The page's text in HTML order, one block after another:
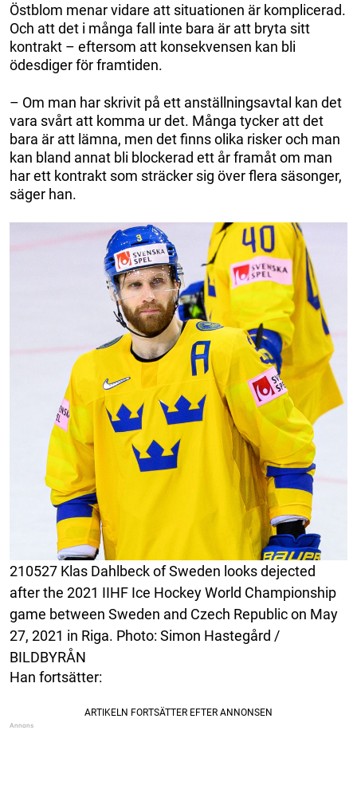
Östblom menar vidare att situationen är komplicerad.
Och att det i många fall inte bara är att bryta sitt
kontrakt – eftersom att konsekvensen kan bli
ödesdiger för framtiden.
– Om man har skrivit på ett anställningsavtal kan det
vara svårt att komma ur det. Många tycker att det
bara är att lämna, men det finns olika risker och man
kan bland annat bli blockerad ett år framåt om man
har ett kontrakt som sträcker sig över flera säsonger,
säger han.
210527 Klas Dahlbeck of Sweden looks dejected
after the 2021 IIHF Ice Hockey World Championship
game between Sweden and Czech Republic on May
27, 2021 in Riga. Photo: Simon Hastegård /
BILDBYRÅN
Han fortsätter: